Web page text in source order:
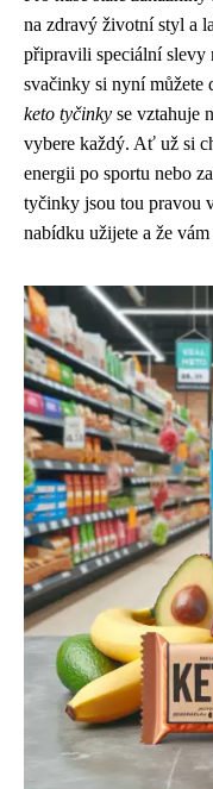
na zdravý životní styl a
připravili speciální slevy
svačinky si nyní můžete
keto tyčinky se vztahuje
vybere každý. Ať už si
energii po sportu nebo
tyčinky jsou tou pravou
nabídku užijete a že